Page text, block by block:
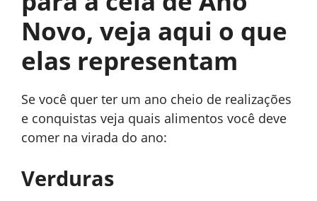
Novo, veja aqui o que
elas representam
Se você quer ter um ano cheio de realizações
e conquistas veja quais alimentos você deve
comer na virada do ano:
Verduras